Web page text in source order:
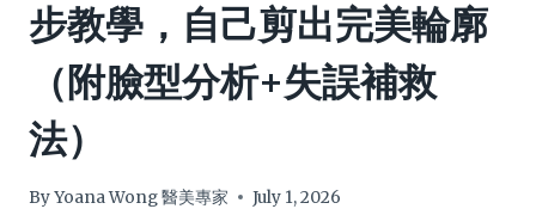
步教學，自己剪出完美輪廓
（附臉型分析+失誤補救
法）
ByYoana Wong 醫美專家 July 1, 2026